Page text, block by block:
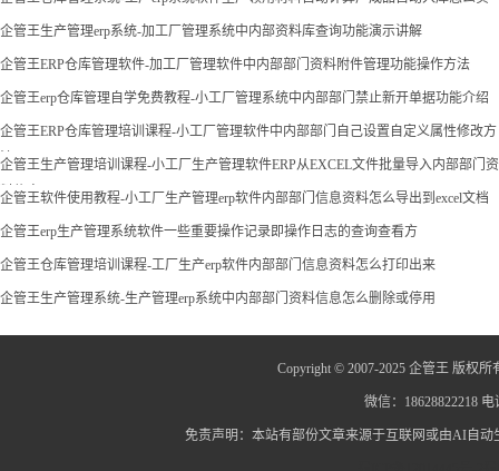
现
企管王生产管理erp系统-加工厂管理系统中内部资料库查询功能演示讲解
企管王ERP仓库管理软件-加工厂管理软件中内部部门资料附件管理功能操作方法
企管王erp仓库管理自学免费教程-小工厂管理系统中内部部门禁止新开单据功能介绍
企管王ERP仓库管理培训课程-小工厂管理软件中内部部门自己设置自定义属性修改方
法
企管王生产管理培训课程-小工厂生产管理软件ERP从EXCEL文件批量导入内部部门资
料信息
企管王软件使用教程-小工厂生产管理erp软件内部部门信息资料怎么导出到excel文档
企管王erp生产管理系统软件一些重要操作记录即操作日志的查询查看方
企管王仓库管理培训课程-工厂生产erp软件内部部门信息资料怎么打印出来
企管王生产管理系统-生产管理erp系统中内部部门资料信息怎么删除或停用
Copyright © 2007-2025 企管王 版权所
微信：18628822218
免责声明：本站有部份文章来源于互联网或由AI自